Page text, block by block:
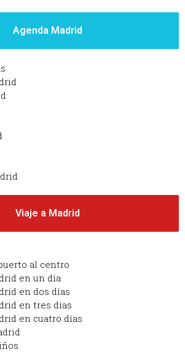
Agenda Madrid
Viaje a Madrid
al centro
en un día
en dos días
en tres días
en cuatro días